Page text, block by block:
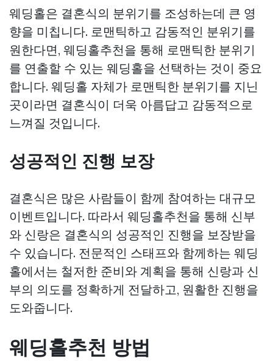
웨딩홀은 결혼식의 분위기를 조성하는데 큰 영
향을 미칩니다. 로맨틱하고 감동적인 분위기를
원한다면, 웨딩홀추천을 통해 로맨틱한 분위기
를 연출할 수 있는 웨딩홀을 선택하는 것이 중요
합니다. 웨딩홀 자체가 로맨틱한 분위기를 지닌
곳이라면 결혼식이 더욱 아름답고 감동적으로
느껴질 것입니다.
성공적인 진행 보장
결혼식은 많은 사람들이 함께 참여하는 대규모
이벤트입니다. 따라서 웨딩홀추천을 통해 신부
와 신랑은 결혼식의 성공적인 진행을 보장받을
수 있습니다. 전문적인 스태프와 함께하는 웨딩
홀에서는 철저한 준비와 계획을 통해 신랑과 신
부의 의도를 정확하게 전달하고, 원활한 진행을
도와줍니다.
웨딩홀추천 방법